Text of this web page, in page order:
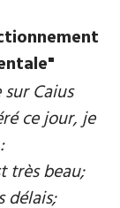
Caius
ce jour, je
très beau;
délais;